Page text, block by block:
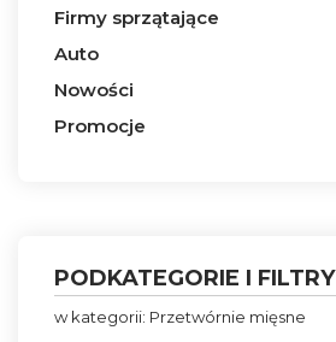
Firmy sprzątające
Auto
Nowości
Promocje
PODKATEGORIE I FILTRY
w kategorii: Przetwórnie mięsne